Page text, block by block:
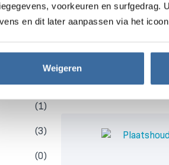
voorkeuren en surfgedrag.
en dit later aanpassen via het
Weigeren
(2)
(8)
(1)
(3)
(0)